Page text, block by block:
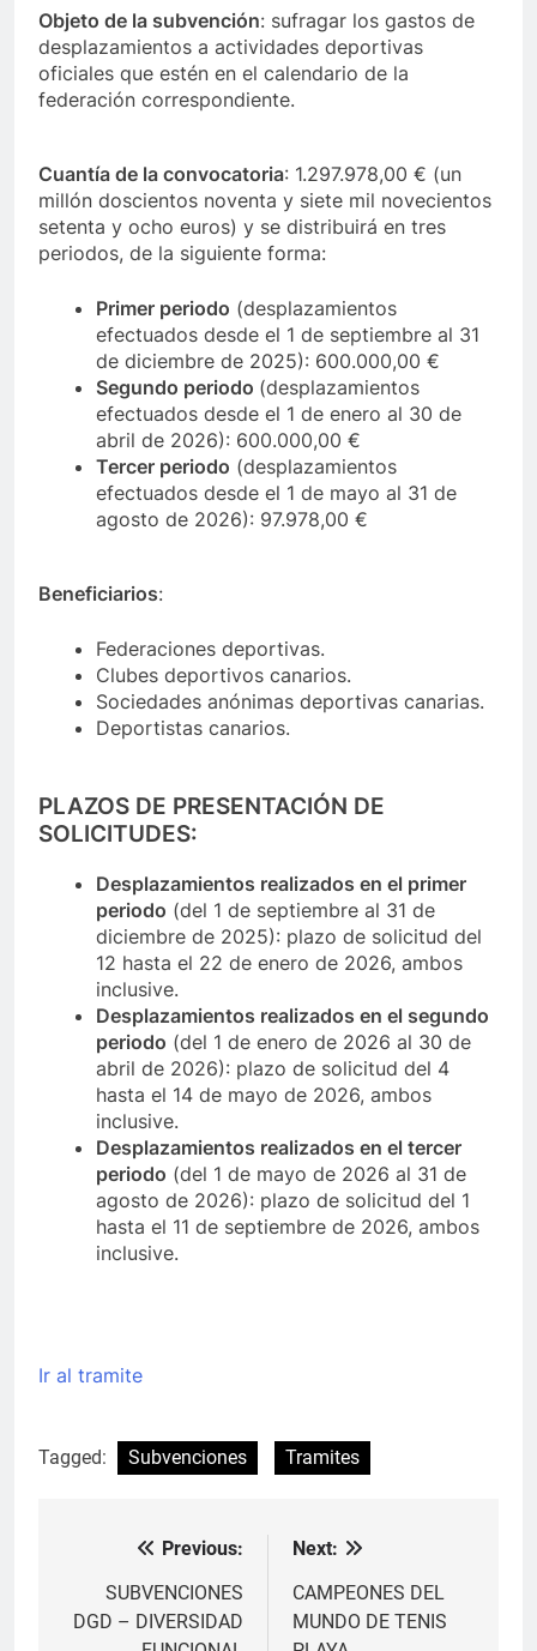
Objeto de la subvención: sufragar los gastos de
desplazamientos a actividades deportivas
oficiales que estén en el calendario de la
federación correspondiente.
Cuantía de la convocatoria: 1.297.978,00 € (un
millón doscientos noventa y siete mil novecientos
setenta y ocho euros) y se distribuirá en tres
periodos, de la siguiente forma:
Primer periodo (desplazamientos
efectuados desde el 1 de septiembre al 31
de diciembre de 2025): 600.000,00 €
Segundo periodo (desplazamientos
efectuados desde el 1 de enero al 30 de
abril de 2026): 600.000,00 €
Tercer periodo (desplazamientos
efectuados desde el 1 de mayo al 31 de
agosto de 2026): 97.978,00 €
Beneficiarios:
Federaciones deportivas.
Clubes deportivos canarios.
Sociedades anónimas deportivas canarias.
Deportistas canarios.
PLAZOS DE PRESENTACIÓN DE
SOLICITUDES:
Desplazamientos realizados en el primer
periodo (del 1 de septiembre al 31 de
diciembre de 2025): plazo de solicitud del
12 hasta el 22 de enero de 2026, ambos
inclusive.
Desplazamientos realizados en el segundo
periodo (del 1 de enero de 2026 al 30 de
abril de 2026): plazo de solicitud del 4
hasta el 14 de mayo de 2026, ambos
inclusive.
Desplazamientos realizados en el tercer
periodo (del 1 de mayo de 2026 al 31 de
agosto de 2026): plazo de solicitud del 1
hasta el 11 de septiembre de 2026, ambos
inclusive.
Ir al tramite
Tagged: Subvenciones Tramites
Navegación
entradas
Previous:
SUBVENCIONES
DGD – DIVERSIDAD
Next:
CAMPEONES DEL
MUNDO DE TENIS